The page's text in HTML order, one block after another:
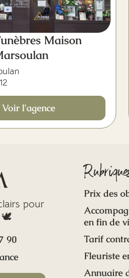
Maison
Voir l'agence
pour
🕊️
90
Prix des
en fin de
Tarif
Fleuriste
Annuaire